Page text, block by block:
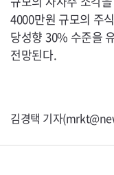
4000만원 규모의 주
당성향 30% 수준을
전망된다.
김경택 기자